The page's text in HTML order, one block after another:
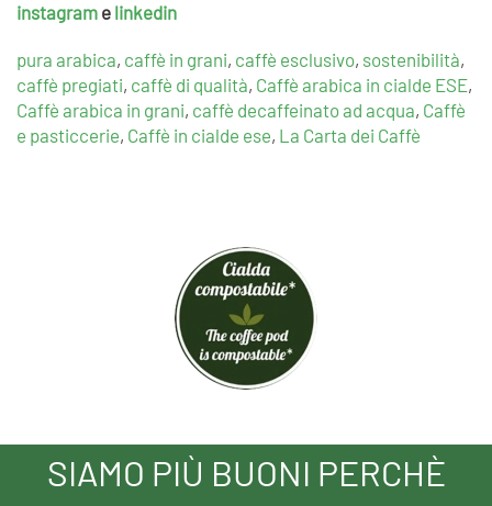
instagram e linkedin
pura arabica, caffè in grani, caffè esclusivo, sostenibilità,
caffè pregiati, caffè di qualità, Caffè arabica in cialde ESE,
Caffè arabica in grani, caffè decaffeinato ad acqua, Caffè
e pasticcerie, Caffè in cialde ese, La Carta dei Caffè
SIAMO PIÙ BUONI PERCHÈ